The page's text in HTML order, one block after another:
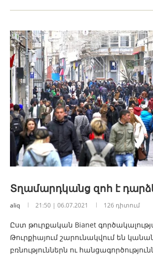
Տղամարդկանց զոհ է
aliq 21:50 | 06.07.2021 126 դիտում
Ըստ թուրքական Bianet
Թուրքիայում շարունակվում են
բռնություններն ու